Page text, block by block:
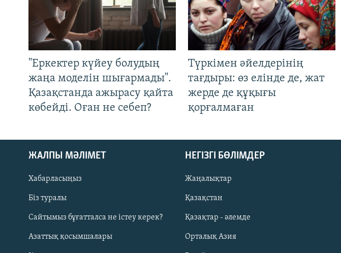
Русский
ЖАЗЫЛЫҢЫЗ
"Еркектер күйеу болудың
жаңа моделін шығармады".
Қазақстанда ажырасу қайта
көбейді. Оған не себеп?
Түркімен әйелдерінің
тағдыры: өз елінде де, жат
жерде де құқығы
қорғалмаған
ЖАЛПЫ МӘЛІМЕТ
Хабарласыңыз
Біз туралы
Сайтымыз бұғатталса не істеу керек?
Азаттық қосымшалары
НЕГІЗГІ БӨЛІМДЕР
Жаңалықтар
Қазақстан
Қазақтар - әлемде
Орталық Азия